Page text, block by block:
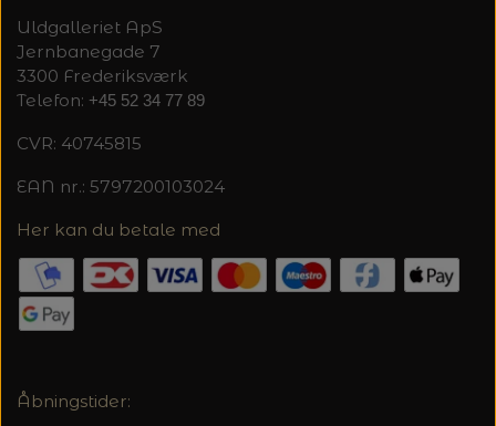
Uldgalleriet ApS
Jernbanegade 7
3300 Frederiksværk
Telefon: +45 52 34 77 89
CVR: 40745815
EAN nr.: 5797200103024
Her kan du betale med
Åbningstider: